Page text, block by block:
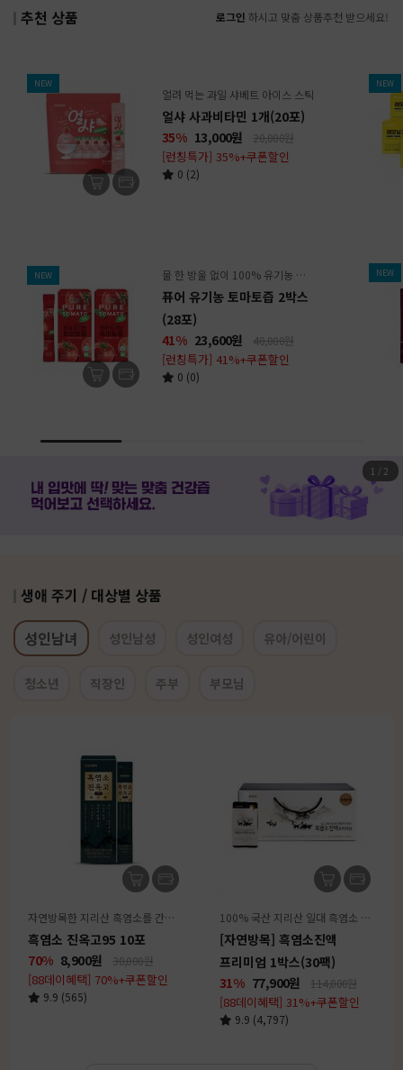
추천 상품 로그인 하시고 맞춤 상품추천 받으세요!
NEW
얼려 먹는 과일 샤베트 아이스 스틱
얼샤 사과비타민 1개(20포)
35% 13,000원 20,000원
[런칭특가] 35%+쿠폰할인
0 (2)
NEW 물 한 방울 없이 100% 유기농 토마토 NFC 착즙
퓨어 유기농 토마토즙 2박스
(28포)
41% 23,600원 40,000원
[런칭특가] 41%+쿠폰할인
0 (0)
NEW
NEW
1 / 2
생애 주기 / 대상별 상품
성인남녀
성인남성 성인여성 유아/어린이
청소년 직장인 주부 부모님
자연방목한 지리산 흑염소를 간편하게 즐기는 액상스틱
흑염소 진옥고95 10포
70% 8,900원 30,000원
[88데이혜택] 70%+쿠폰할인
9.9 (565)
100% 국산 지리산 일대 흑염소 + 전통원료 23종 배합
[자연방목] 흑염소진액
프리미엄 1박스(30팩)
31% 77,900원 114,000원
[88데이혜택] 31%+쿠폰할인
9.9 (4,797)